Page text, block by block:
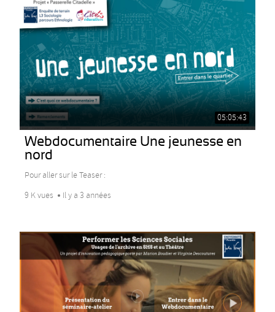
05:05:43
Webdocumentaire Une jeunesse en
nord
Pour aller sur le Teaser :
9 K vues
Il y a 3 années